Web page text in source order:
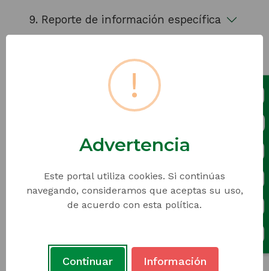
9. Reporte de información específica
Calendario de
Eventos
1. Semana 1- 4
3. Semana 9 - 12
!
Advertencia
Este portal utiliza cookies. Si continúas
navegando, consideramos que aceptas su uso,
de acuerdo con esta política.
Continuar Información